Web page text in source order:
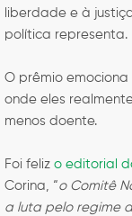
liberdade e à
política representa.
O prêmio
onde eles
menos doente.
Foi feliz o editorial
Corina, “o Comitê
a luta pelo regime